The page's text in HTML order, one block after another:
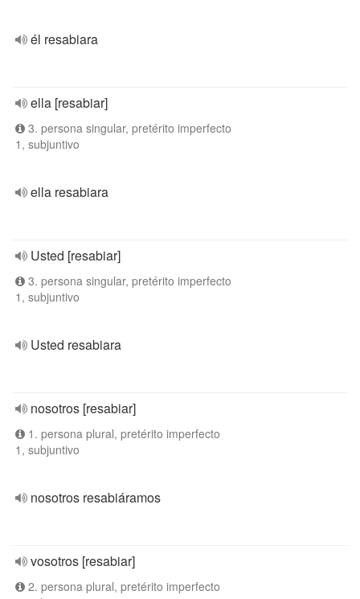
él resabiara
ella [resabiar]
3. persona singular, pretérito imperfecto
1, subjuntivo
ella resabiara
Usted [resabiar]
3. persona singular, pretérito imperfecto
1, subjuntivo
Usted resabiara
nosotros [resabiar]
1. persona plural, pretérito imperfecto
1, subjuntivo
nosotros resabiáramos
vosotros [resabiar]
2. persona plural, pretérito imperfecto